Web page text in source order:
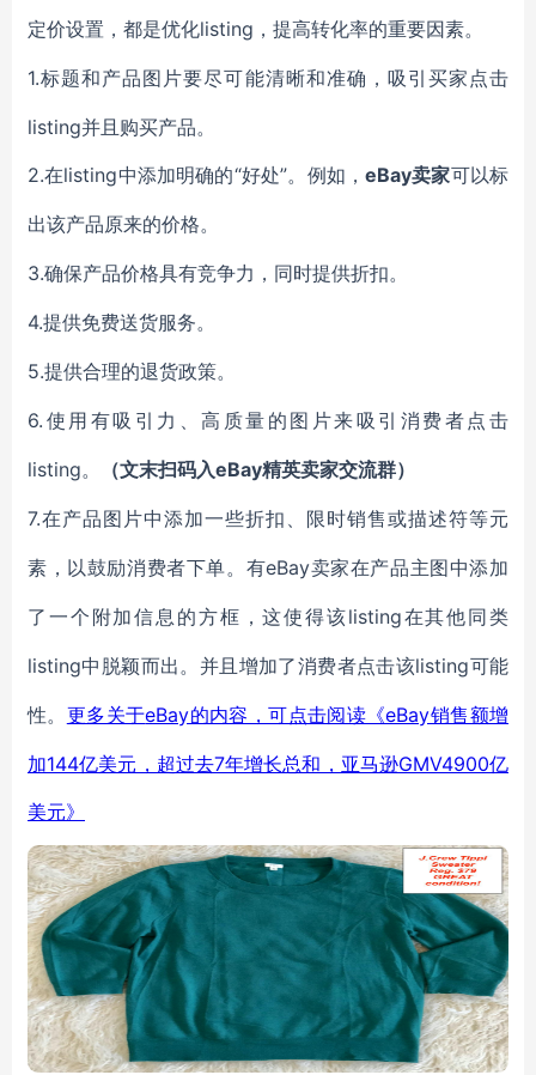
定价设置 ， 都是优化listing，提高转化率的重要因素。
1.标题和产品图片要尽可能清晰和准确 ， 吸引买家点击
listing并且购买产品。
2.在listing中添加明确的“好处”。例如，eBay卖家可以标
出该产品原来的价格。
3.确保产品价格具有竞争力 ， 同时提供折扣。
4.提供免费送货服务。
5.提供合理的退货政策。
6. 使用有吸引力、高质量的图片来 吸引消费者 点击
listing。 （文末扫码入eBay精英卖家交流群）
7.在产品 图片中添加一些折扣、限时销售或描述符等元
素，以鼓励消费者下单。 有eBay卖家在产品主图中添加
了一个附加信息的方框，这使得该listing在其他 同类
listing中脱颖而出。 并且 增加了消费者点击该listing可能
性。 更多关于eBay的内容，可点击阅读《eBay销售额增
加144亿美元，超过去7年增长总和，亚马逊GMV4900亿
美元》